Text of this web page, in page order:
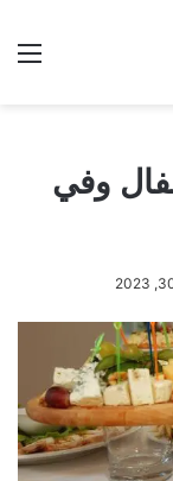
وفي